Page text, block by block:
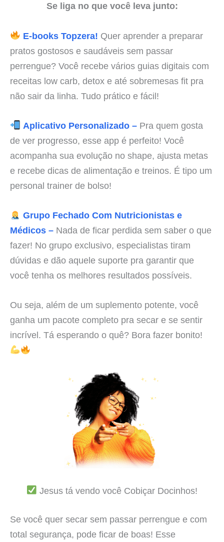
Se liga no que você leva junto:
E-books Topzera! Quer aprender a preparar
pratos gostosos e saudáveis sem passar
perrengue? Você recebe vários guias digitais com
receitas low carb, detox e até sobremesas fit pra
não sair da linha. Tudo prático e fácil!
Aplicativo Personalizado –Pra quem gosta
de ver progresso, esse app é perfeito! Você
acompanha sua evolução no shape, ajusta metas
e recebe dicas de alimentação e treinos. É tipo um
personal trainer de bolso!
Grupo Fechado Com Nutricionistas e
Médicos – Nada de ficar perdida sem saber o que
fazer! No grupo exclusivo, especialistas tiram
dúvidas e dão aquele suporte pra garantir que
você tenha os melhores resultados possíveis.
Ou seja, além de um suplemento potente, você
ganha um pacote completo pra secar e se sentir
incrível. Tá esperando o quê? Bora fazer bonito!
Jesus tá vendo você Cobiçar Docinhos!
Se você quer secar sem passar perrengue e com
total segurança, pode ficar de boas! Esse